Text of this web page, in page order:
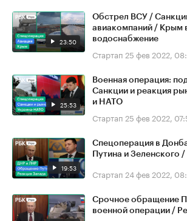
23:50
Обстрел ВСУ /
авиакомпаний / Крым
водоснабжение
Стартап 25 фев 2022,
25:53
Военная операция:
Санкции и реакция
и НАТО
Стартап 25 фев 2022,
19:53
Спецоперация в
Путина и Зеленского
Стартап 24 фев 2022,
Срочное обращение
военной операции /